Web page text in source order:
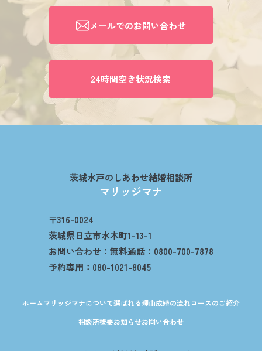
メールでのお問い合わせ
24時間空き状況検索
茨城水戸のしあわせ結婚相談所
マリッジマナ
〒316-0024
茨城県日立市水木町1-13-1
お問い合わせ：無料通話：0800-700-7878
予約専用：080-1021-8045
ホームマリッジマナについて選ばれる理由成婚の流れコースのご紹介
相談所概要お知らせお問い合わせ